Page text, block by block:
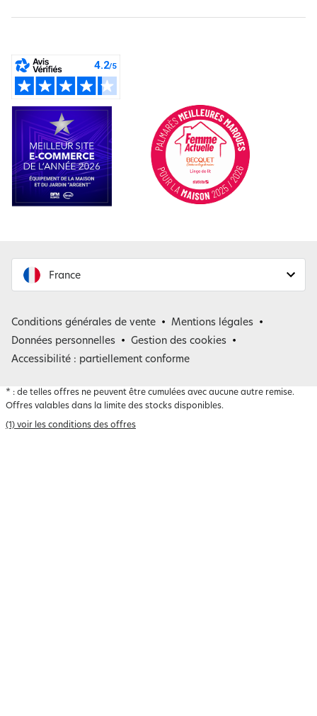
France
Belgique
Conditions générales de vente
Mentions légales
Données personnelles
Gestion des cookies
Accessibilité : partiellement conforme
* : de telles offres ne peuvent être cumulées avec aucune autre remise.
Offres valables dans la limite des stocks disponibles.
(1) voir les conditions des offres